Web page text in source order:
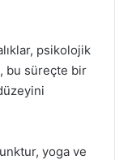
psikolojik
bu süreçte bir
yoga ve